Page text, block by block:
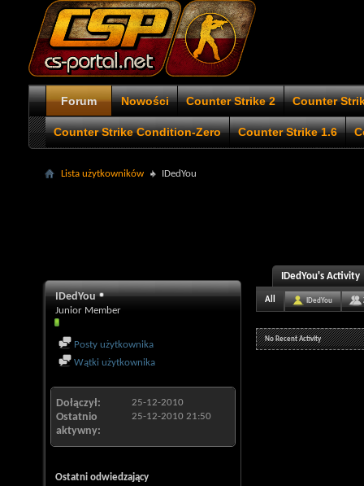
Forum Nowości Counter Strike 2 Counter
Counter Strike Condition-Zero Counter Strike 1.6
Lista użytkowników IDedYou
IDedYou
Junior Member
Posty użytkownika
Wątki użytkownika
Dołączył 25-12-2010
Ostatnio
aktywny
25-12-2010 21:50
Ostatni odwiedzający
IDedYou's Activity
All IDedYou
No Recent Activity